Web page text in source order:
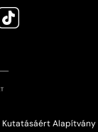
Alapítvány